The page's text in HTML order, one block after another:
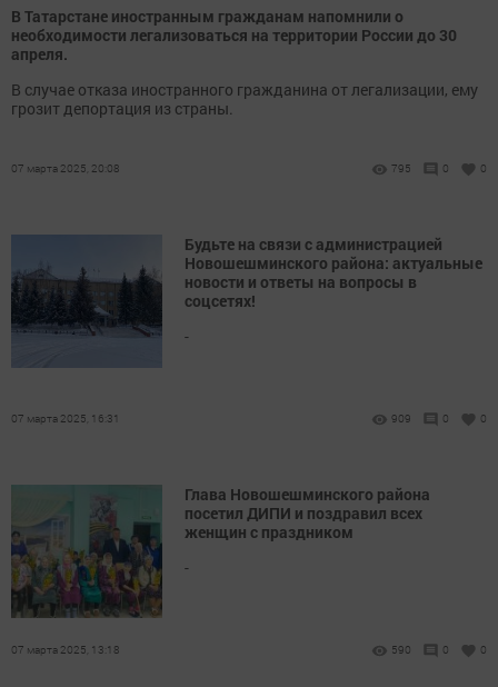
В Татарстане иностранным гражданам напомнили о
необходимости легализоваться на территории России до 30
апреля.
В случае отказа иностранного гражданина от легализации, ему
грозит депортация из страны.
07 марта 2025, 20:08 795 0 0
Будьте на связи с администрацией
Новошешминского района: актуальные
новости и ответы на вопросы в
соцсетях!
-
07 марта 2025, 16:31 909 0 0
Глава Новошешминского района
посетил ДИПИ и поздравил всех
женщин с праздником
-
07 марта 2025, 13:18 590 0 0